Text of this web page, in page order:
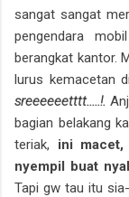
sangat sangat
pengendara
berangkat kantor.
lurus kemacetan
sreeeeeetttt.....!.
bagian belakang
teriak, ini
nyempil buat
Tapi gw tau itu